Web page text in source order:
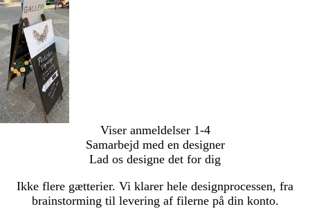
Viser anmeldelser 1-4
Samarbejd med en designer
Lad os designe det for dig
Ikke flere gætterier. Vi klarer hele designprocessen, fra
brainstorming til levering af filerne på din konto.